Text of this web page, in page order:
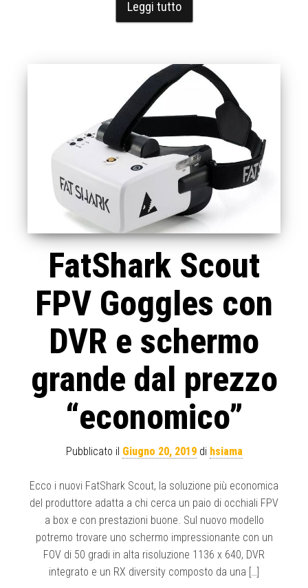
Leggi tutto
FatShark Scout
FPV Goggles con
DVR e schermo
grande dal prezzo
“economico”
Pubblicato il Giugno 20, 2019di hsiama
Ecco i nuovi FatShark Scout, la soluzione più economica
del produttore adatta a chi cerca un paio di occhiali FPV
a box e con prestazioni buone. Sul nuovo modello
potremo trovare uno schermo impressionante con un
FOV di 50 gradi in alta risoluzione 1136 x 640, DVR
integrato e un RX diversity composto da una […]